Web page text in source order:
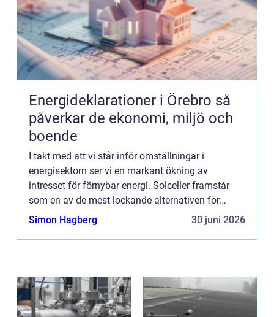
Energideklarationer i Örebro så
påverkar de ekonomi, miljö och
boende
I takt med att vi står inför omställningar i
energisektorn ser vi en markant ökning av
intresset för förnybar energi. Solceller framstår
som en av de mest lockande alternativen för
privatpersoner, företa...
Simon Hagberg 30 juni 2026